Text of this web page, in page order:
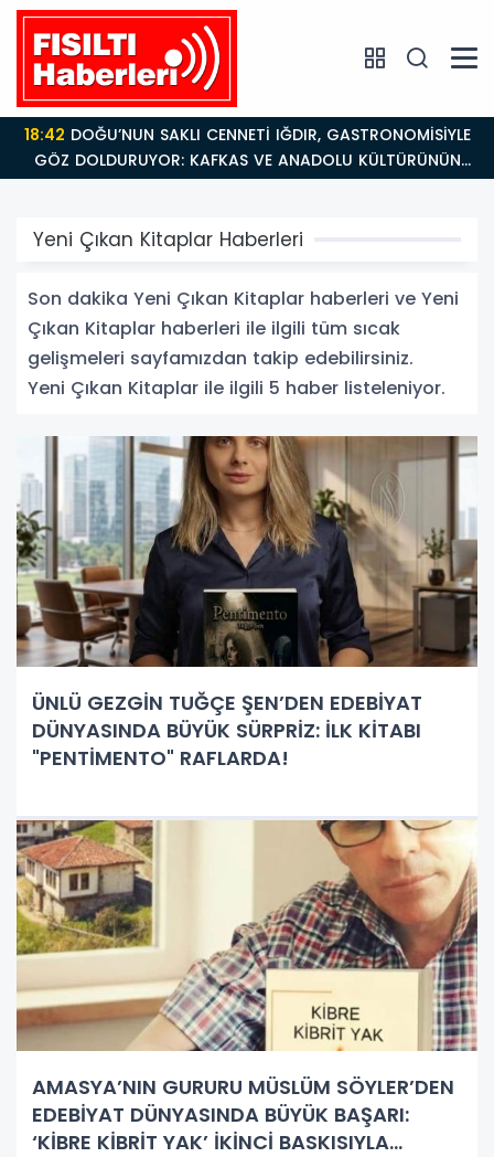
18:42
GÖZ DOLDURUYOR: KAFKAS VE ANADOLU KÜLTÜRÜNÜN
BULUŞMA NOKTASI
Yeni Çıkan Kitaplar Haberleri
Son dakika Yeni Çıkan Kitaplar haberleri ve Yeni
Çıkan Kitaplar haberleri ile ilgili tüm sıcak
gelişmeleri sayfamızdan takip edebilirsiniz.
Yeni Çıkan Kitaplar ile ilgili 5 haber listeleniyor.
ÜNLÜ GEZGİN TUĞÇE ŞEN’DEN EDEBİYAT
DÜNYASINDA BÜYÜK SÜRPRİZ: İLK KİTABI
"PENTİMENTO" RAFLARDA!
AMASYA’NIN GURURU MÜSLÜM SÖYLER’DEN
EDEBİYAT DÜNYASINDA BÜYÜK BAŞARI:
‘KİBRE KİBRİT YAK’ İKİNCİ BASKISIYLA